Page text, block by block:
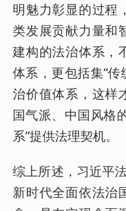
明魅力彰显的过程
类发展贡献力量和
建构的法治体系，
体系，更包括集“传
治价值体系，这样
国气派、中国风格
系”提供法理契机。
综上所述，习近平
新时代全面依法治